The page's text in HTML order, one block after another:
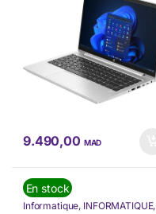
9.490,00 MAD
En stock
Informatique, INFORMATIQUE,